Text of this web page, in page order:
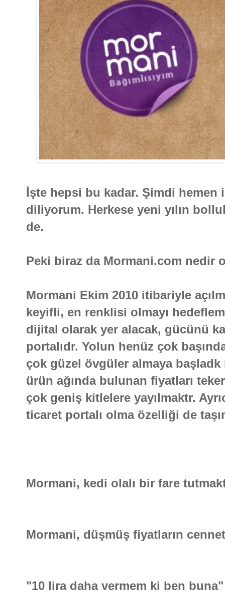
İşte hepsi bu kadar. Şimdi
diliyorum. Herkese yeni yılın
de.
Peki biraz da Mormani.com nedir
Mormani Ekim 2010 itibariyle
keyifli, en renklisi olmayı
dijital olarak yer alacak, gücünü
portalıdr. Yolun henüz çok
çok güzel övgüler almaya
ürün ağında bulunan fiyatları
çok geniş kitlelere yayılmaktr.
ticaret portalı olma özelliği de
Mormani, kedi olalı bir fare
Mormani, düşmüş fiyatların
"10 lira daha vermem ki ben